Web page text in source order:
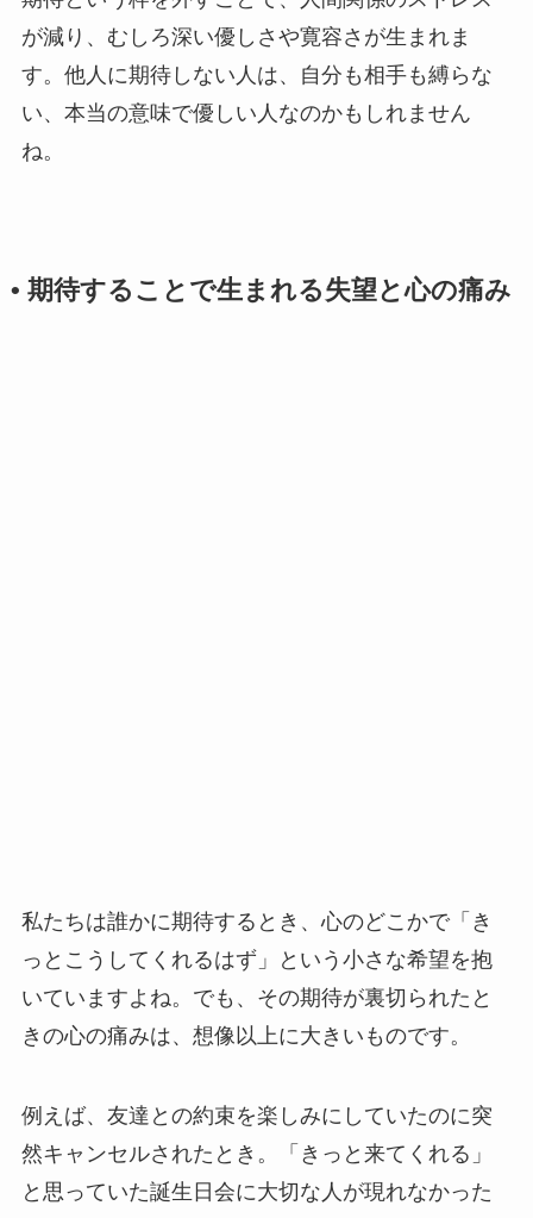
が減り、むしろ深い優しさや寛容さが生まれま
す。他人に期待しない人は、自分も相手も縛らな
い、本当の意味で優しい人なのかもしれません
ね。
• 期待することで生まれる失望と心の痛み
私たちは誰かに期待するとき、心のどこかで「き
っとこうしてくれるはず」という小さな希望を抱
いていますよね。でも、その期待が裏切られたと
きの心の痛みは、想像以上に大きいものです。
例えば、友達との約束を楽しみにしていたのに突
然キャンセルされたとき。「きっと来てくれる」
と思っていた誕生日会に大切な人が現れなかった